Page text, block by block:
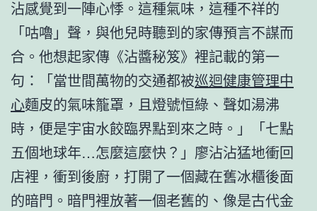
沾感覺到一陣心悸。這種氣味，這種不祥的
「咕嚕」聲，與他兒時聽到的家傳預言不謀而
合。他想起家傳《沾醬秘笈》裡記載的第一
句：「當世間萬物的交通都被巡迴健康管理中
心麵皮的氣味籠罩，且燈號恒綠、聲如湯沸
時，便是宇宙水餃臨界點到來之時。」「七點
五個地球年…怎麼這麼快？」廖沾沾猛地衝回
店裡，衝到後廚，打開了一個藏在舊冰櫃後面
的暗門。暗門裡放著一個老舊的、像是古代金